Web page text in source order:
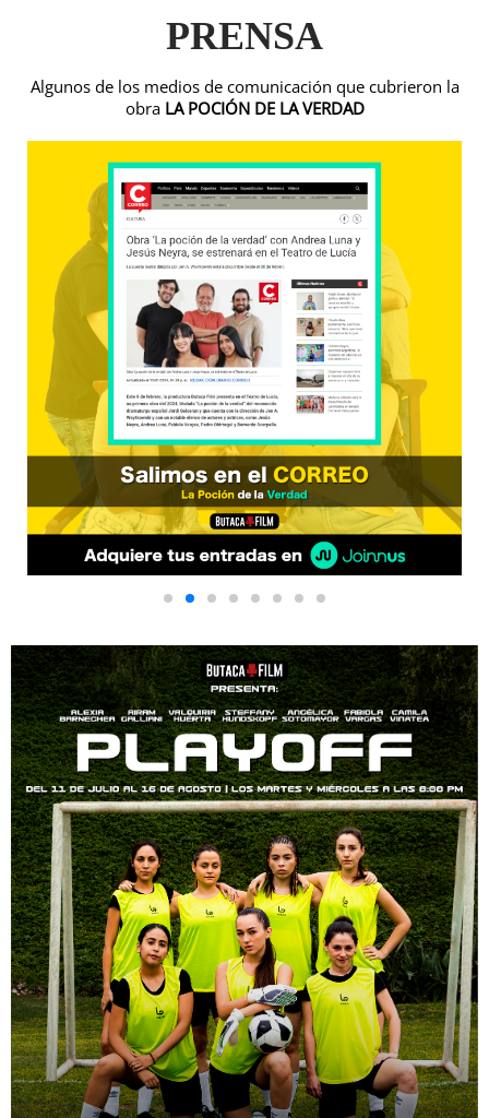
PRENSA
Algunos de los medios de comunicación que cubrieron la
obra LA POCIÓN DE LA VERDAD